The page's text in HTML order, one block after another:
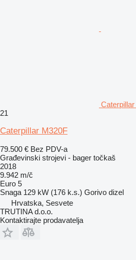
21
Caterpillar M320F
79.500 € Bez PDV-a
Građevinski strojevi - bager točkaš
2018
9.942 m/č
Euro 5
Snaga 129 kW (176 k.s.) Gorivo dizel
Hrvatska, Sesvete
TRUTINA d.o.o.
Kontaktirajte prodavatelja